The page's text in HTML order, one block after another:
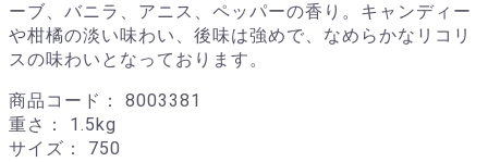
ーブ、バニラ、アニス、ペッパーの香り。キャンディー
や柑橘の淡い味わい、後味は強めで、なめらかなリコリ
スの味わいとなっております。
商品コード： 8003381
重さ： 1.5kg
サイズ： 750